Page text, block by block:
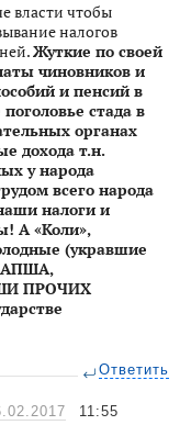
власти чтобы
налогов
Жуткие по своей
чиновников и
и пенсий в
стада в
органах
дохода т.н.
у народа
всего народа
налоги и
А «Коли»,
(укравшие
ПРОЧИХ
Ответить
11:55